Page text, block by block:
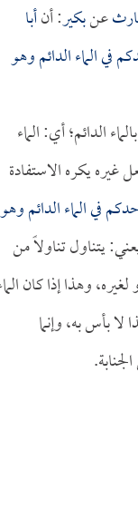
عنبكير: أنأبا
في الماء الدائم وهو
الدائم؛ أي: الماء
غيره يكره الاستفادة
في الماء الدائم وهو
يتناول تناولاً من
وهذا إذا كان
لا بأس به، وإنما